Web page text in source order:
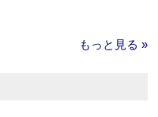
もっと見る »